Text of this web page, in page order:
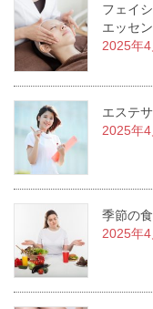
フェイ
エッセ
2025年
エステ
2025年4
季節の
2025年4